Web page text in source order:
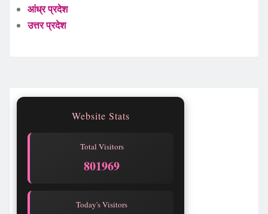
आंध्र प्रदेश
उत्तर प्रदेश
Website Stats
Total Visitors
801969
Today's Visitors